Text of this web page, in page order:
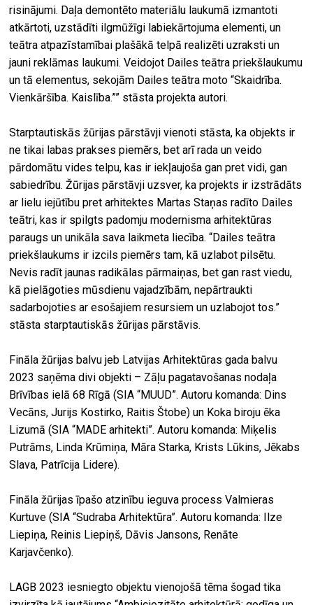
risinājumi. Daļa demontēto materiālu laukumā izmantoti
atkārtoti, uzstādīti ilgmūžīgi labiekārtojuma elementi, un
teātra atpazīstamībai plašākā telpā realizēti uzraksti un
jauni reklāmas laukumi. Veidojot Dailes teātra priekšlaukumu
un tā elementus, sekojām Dailes teātra moto “Skaidrība.
Vienkāršība. Kaislība.”” stāsta projekta autori.
Starptautiskās žūrijas pārstāvji vienoti stāsta, ka objekts ir
ne tikai labas prakses piemērs, bet arī rada un veido
pārdomātu vides telpu, kas ir iekļaujoša gan pret vidi, gan
sabiedrību. Žūrijas pārstāvji uzsver, ka projekts ir izstrādāts
ar lielu iejūtību pret arhitektes Martas Staņas radīto Dailes
teātri, kas ir spilgts padomju modernisma arhitektūras
paraugs un unikāla sava laikmeta liecība. “Dailes teātra
priekšlaukums ir izcils piemērs tam, kā uzlabot pilsētu.
Nevis radīt jaunas radikālas pārmaiņas, bet gan rast viedu,
kā pielāgoties mūsdienu vajadzībām, nepārtraukti
sadarbojoties ar esošajiem resursiem un uzlabojot tos.”
stāsta starptautiskās žūrijas pārstāvis.
Fināla žūrijas balvu jeb Latvijas Arhitektūras gada balvu
2023 saņēma divi objekti – Zāļu pagatavošanas nodaļa
Brīvības ielā 68 Rīgā (SIA “MUUD”. Autoru komanda: Dins
Vecāns, Jurijs Kostirko, Raitis Štobe) un Koka biroju ēka
Lizumā (SIA “MADE arhitekti”. Autoru komanda: Miķelis
Putrāms, Linda Krūmiņa, Māra Starka, Krists Lūkins, Jēkabs
Slava, Patrīcija Lidere).
Fināla žūrijas īpašo atzinību ieguva process Valmieras
Kurtuve (SIA “Sudraba Arhitektūra”. Autoru komanda: Ilze
Liepiņa, Reinis Liepiņš, Dāvis Jansons, Renāte
Karjavčenko).
LAGB 2023 iesniegto objektu vienojošā tēma šogad tika